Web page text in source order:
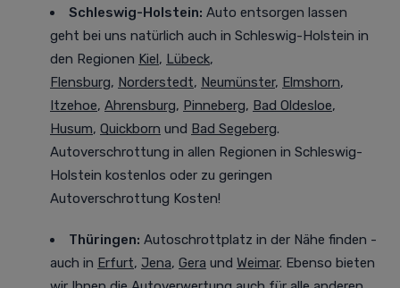
Schleswig-Holstein: Auto entsorgen lassen
geht bei uns natürlich auch in Schleswig-Holstein in
den Regionen Kiel, Lübeck,
Flensburg, Norderstedt, Neumünster, Elmshorn,
Itzehoe, Ahrensburg, Pinneberg, Bad Oldesloe,
Husum, Quickborn und Bad Segeberg.
Autoverschrottung in allen Regionen in Schleswig-
Holstein kostenlos oder zu geringen
Autoverschrottung Kosten!
Thüringen: Autoschrottplatz in der Nähe finden -
auch in Erfurt, Jena, Gera und Weimar. Ebenso bieten